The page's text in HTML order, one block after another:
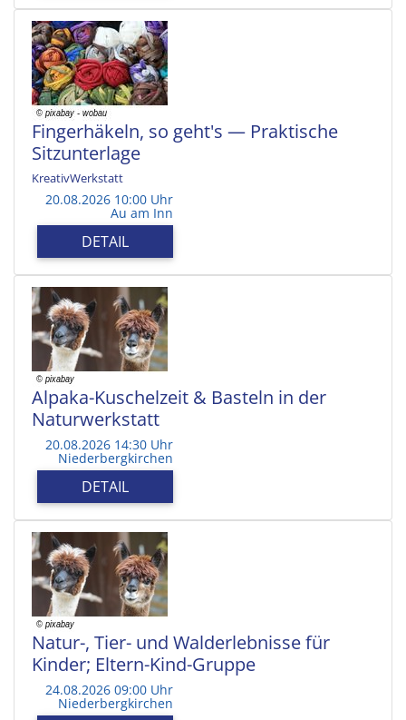
Fingerhäkeln, so geht's — Praktische
Sitzunterlage
KreativWerkstatt
20.08.2026 10:00 Uhr
Au am Inn
DETAIL
Alpaka-Kuschelzeit & Basteln in der
Naturwerkstatt
20.08.2026 14:30 Uhr
Niederbergkirchen
DETAIL
Natur-, Tier- und Walderlebnisse für
Kinder; Eltern-Kind-Gruppe
24.08.2026 09:00 Uhr
Niederbergkirchen